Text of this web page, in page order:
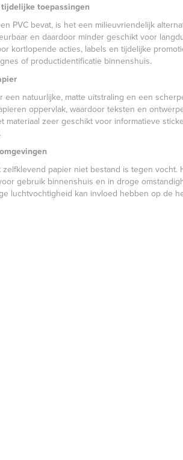
toepassingen
PVC bevat, is het een milieuvriendelijk
en daardoor minder geschikt voor
kortlopende acties, labels en tijdelijke
of productidentificatie binnenshuis.
een natuurlijke, matte uitstraling en een
oppervlak, waardoor teksten en
materiaal zeer geschikt voor informatieve
papier niet bestand is tegen vocht.
gebruik binnenshuis en in droge
luchtvochtigheid kan invloed hebben op de